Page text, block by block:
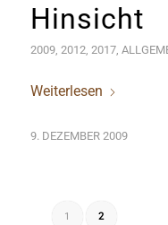
Hinsicht
2009, 2012, 2017,
Weiterlesen
9. DEZEMBER 2009
1 2